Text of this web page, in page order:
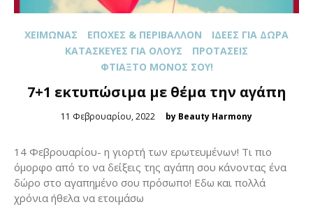
XΕΙΜΏΝΑΣ ΕΠΟΧΈΣ & ΠΕΡΙΒΆΛΛΟΝ
ΙΔΈΕΣ ΓΙΑ ΔΏΡΑ
ΚΑΤΑΣΚΕΥΈΣ ΓΙΑ ΌΛOΥΣ
ΠΡΟΤΆΣΕΙΣ
ΦΤΙΆΞΤΟ ΜΌΝΟΣ ΣΟΥ!
7+1 εκτυπώσιμα με θέμα την αγάπη
Posted
11 Φεβρουαρίου, 2022 by Beauty Harmony
14 Φεβρουαρίου- η γιορτή των ερωτευμένων! Τι πιο
όμορφο από το να δείξεις της αγάπη σου κάνοντας ένα
δώρο στο αγαπημένο σου πρόσωπο! Εδω και πολλά
χρόνια ήθελα να ετοιμάσω